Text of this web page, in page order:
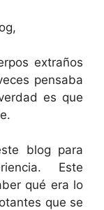
extraños
pensaba
es que
blog para
Este
qué era lo
que se